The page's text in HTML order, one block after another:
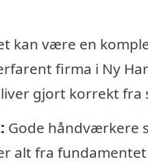
kan være en
firma i Ny
gjort korrekt fra
Gode håndværkere
alt fra